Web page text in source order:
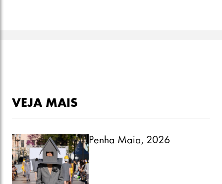
VEJA MAIS
Penha Maia, 2026